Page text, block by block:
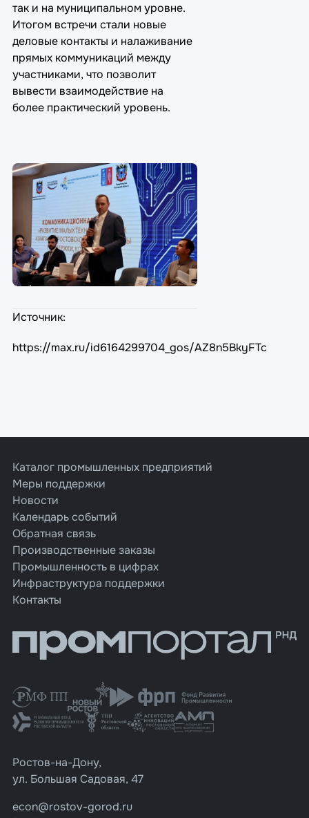
так и на муниципальном уровне.
Итогом встречи стали новые
деловые контакты и налаживание
прямых коммуникаций между
участниками, что позволит
вывести взаимодействие на
более практический уровень.
Источник:
https://max.ru/id6164299704_gos/AZ8n5BkyFTc
Каталог промышленных предприятий
Меры поддержки
Новости
Календарь событий
Обратная связь
Производственные заказы
Промышленность в цифрах
Инфраструктура поддержки
Контакты
Ростов-на-Дону,
ул. Большая Садовая, 47
econ@rostov-gorod.ru